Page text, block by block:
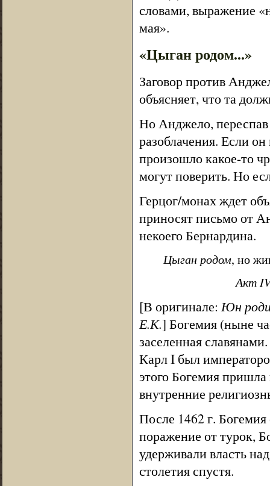
словами, выражение
мая».
«Цыган родом...»
Заговор против
объясняет, что та
Но Анджело,
разоблачения. Если
произошло какое-то
могут поверить. Но
Герцог/монах ждет
приносят письмо от
некоего Бернардина.
Цыган родом, но
Акт
[В оригинале: Юн
Е.К.] Богемия (ныне
заселенная
Карл I был
этого Богемия пришла
внутренние
После 1462 г.
поражение от турок,
удерживали власть
столетия спустя.